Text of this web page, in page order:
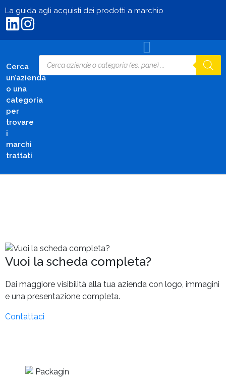
La guida agli acquisti dei prodotti a marchio
Cerca
un’azienda
o una
categoria
per
trovare
i
marchi
trattati
Vuoi la scheda completa?
Dai maggiore visibilità alla tua azienda con logo, immagini
e una presentazione completa.
Contattaci